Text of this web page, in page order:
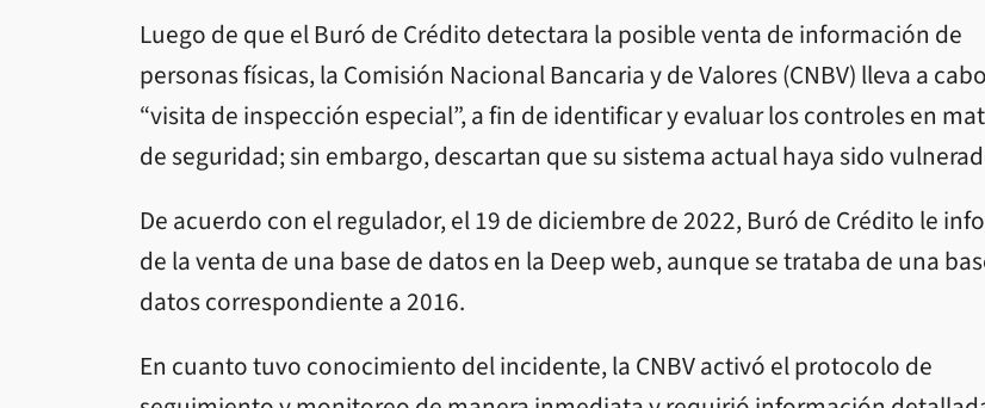
Luego de que el Buró de Crédito detectara la posible venta de información de
personas físicas, la Comisión Nacional Bancaria y de Valores (CNBV) lleva a
“visita de inspección especial”, a fin de identificar y evaluar los controles en
de seguridad; sin embargo, descartan que su sistema actual haya sido
De acuerdo con el regulador, el 19 de diciembre de 2022, Buró de Crédito le
de la venta de una base de datos en la Deep web, aunque se trataba de una
datos correspondiente a 2016.
En cuanto tuvo conocimiento del incidente, la CNBV activó el protocolo de